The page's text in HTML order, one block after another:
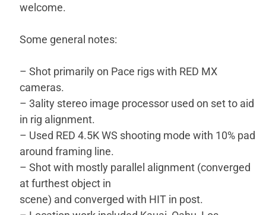
welcome.
Some general notes:
– Shot primarily on Pace rigs with RED MX
cameras.
– 3ality stereo image processor used on set to aid
in rig alignment.
– Used RED 4.5K WS shooting mode with 10% pad
around framing line.
– Shot with mostly parallel alignment (converged
at furthest object in
scene) and converged with HIT in post.